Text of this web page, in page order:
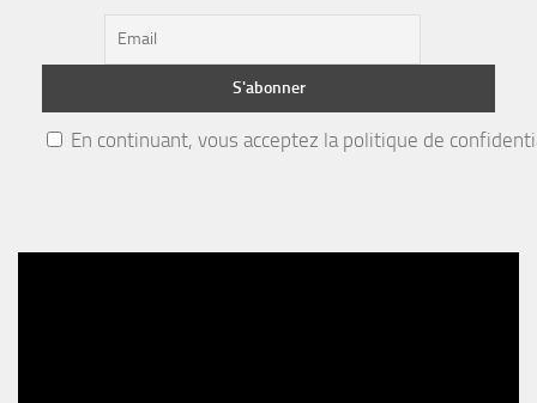
En continuant, vous acceptez la politique de